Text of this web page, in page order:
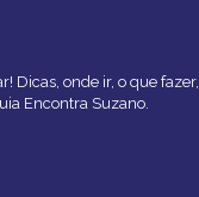
Dicas, onde ir, o que
Encontra Suzano.